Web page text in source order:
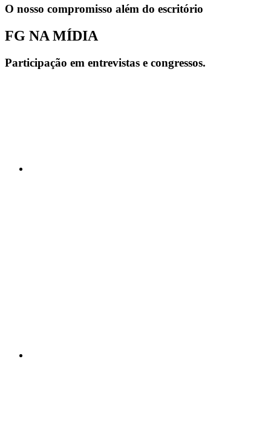
O nosso compromisso além do escritório
FG NA MÍDIA
Participação em entrevistas e congressos.